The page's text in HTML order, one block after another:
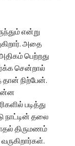
என்று
அதை
பெற்றது
சென்றால்
நிற்பேன்.
படித்து
நாட்டின் தலை
திருமணம்